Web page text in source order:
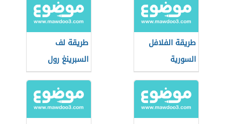
طريقة الفلافل
السورية
طريقة لف
السبرينغ رول